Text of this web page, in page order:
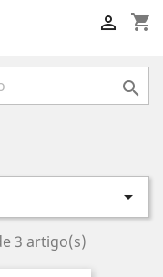
shopping_cart



3 artigo(s)